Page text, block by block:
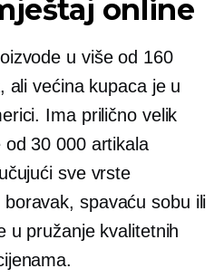
online
u više od 160
ali većina kupaca je u
Ima prilično velik
30 000 artikala
sve vrste
spavaću sobu ili
u pružanje kvalitetnih